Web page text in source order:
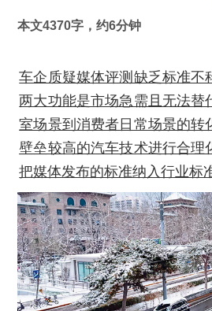
本文4370字，约6分钟
车企质疑媒体评测缺乏标准不
两大功能是市场急需且无法替
室场景到消费者日常场景的转
壁垒较高的汽车技术进行合理
把媒体发布的标准纳入行业标